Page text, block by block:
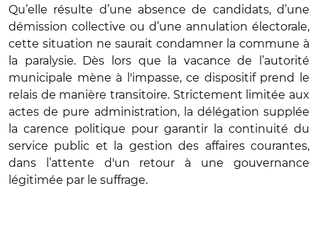
Qu’elle résulte d’une absence de candidats, d’une
démission collective ou d’une annulation électorale,
cette situation ne saurait condamner la commune à
la paralysie. Dès lors que la vacance de l’autorité
municipale mène à l'impasse, ce dispositif prend le
relais de manière transitoire. Strictement limitée aux
actes de pure administration, la délégation supplée
la carence politique pour garantir la continuité du
service public et la gestion des affaires courantes,
dans l’attente d'un retour à une gouvernance
légitimée par le suffrage.